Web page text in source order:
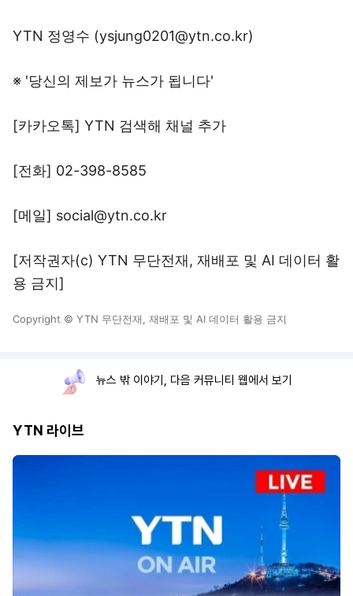
YTN 정영수 (ysjung0201@ytn.co.kr)
※ '당신의 제보가 뉴스가 됩니다'
[카카오톡] YTN 검색해 채널 추가
[전화] 02-398-8585
[메일] social@ytn.co.kr
[저작권자(c) YTN 무단전재, 재배포 및 AI 데이터 활
용 금지]
Copyright © YTN 무단전재, 재배포 및 AI 데이터 활용 금지
뉴스 밖 이야기, 다음 커뮤니티 웹에서 보기
YTN 라이브